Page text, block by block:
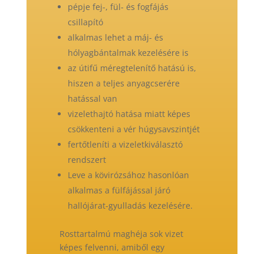
pépje fej-, fül- és fogfájás
csillapító
alkalmas lehet a máj- és
hólyagbántalmak kezelésére is
az útifű méregtelenítő hatású is,
hiszen a teljes anyagcserére
hatással van
vizelethajtó hatása miatt képes
csökkenteni a vér húgysavszintjét
fertőtleníti a vizeletkiválasztó
rendszert
Leve a kövirózsához hasonlóan
alkalmas a fülfájással járó
hallójárat-gyulladás kezelésére.
Rosttartalmú maghéja sok vizet
képes felvenni, amiből egy